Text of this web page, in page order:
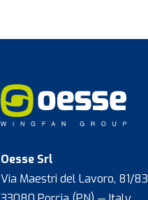
Oesse Srl
Via Maestri del Lavoro, 81/83